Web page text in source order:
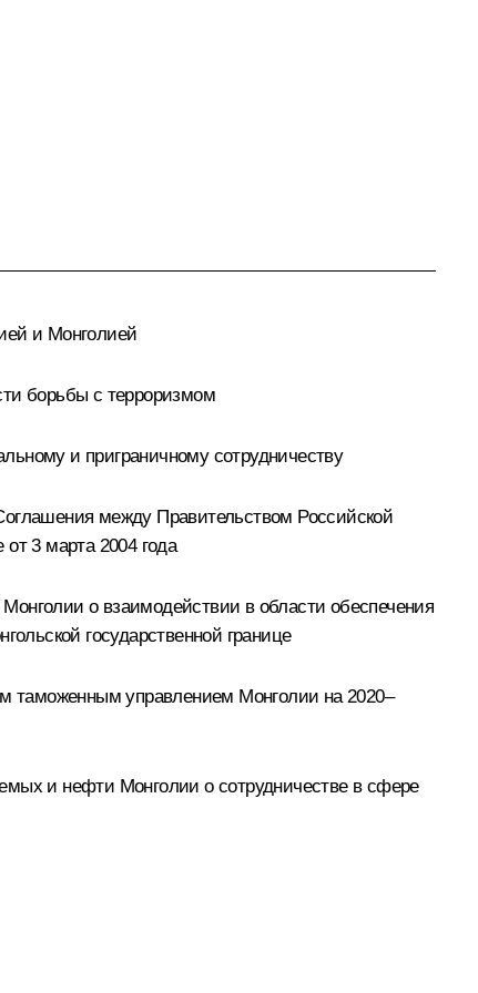
и Монголией
борьбы с терроризмом
и приграничному сотрудничеству
между Правительством Российской
3 марта 2004 года
о взаимодействии в области обеспечения
государственной границе
таможенным управлением Монголии на 2020–
и нефти Монголии о сотрудничестве в сфере